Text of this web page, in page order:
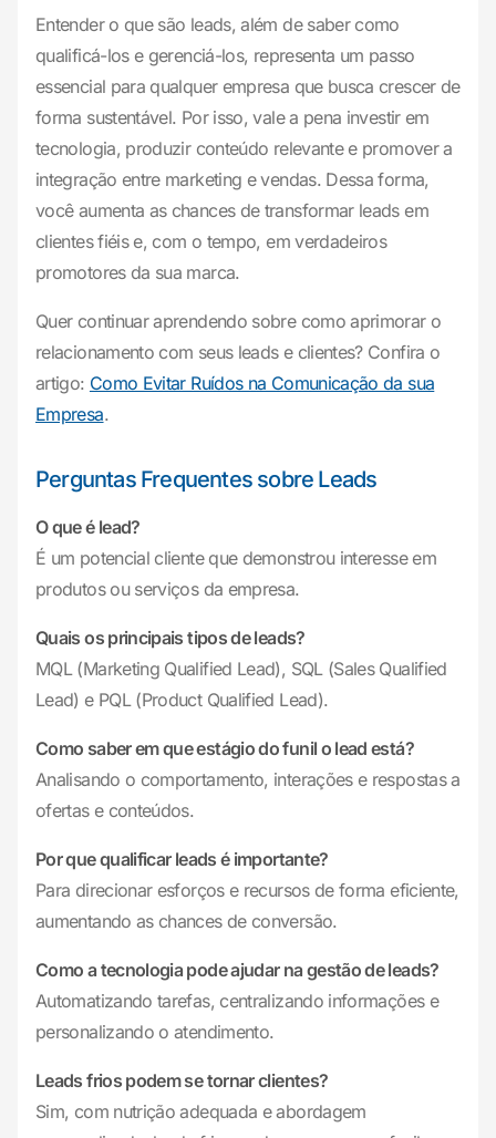
Entender o que são leads, além de saber como
qualificá-los e gerenciá-los, representa um passo
essencial para qualquer empresa que busca crescer de
forma sustentável. Por isso, vale a pena investir em
tecnologia, produzir conteúdo relevante e promover a
integração entre marketing e vendas. Dessa forma,
você aumenta as chances de transformar leads em
clientes fiéis e, com o tempo, em verdadeiros
promotores da sua marca.
Quer continuar aprendendo sobre como aprimorar o
relacionamento com seus leads e clientes? Confira o
artigo: Como Evitar Ruídos na Comunicação da sua
Empresa.
Perguntas Frequentes sobre Leads
O que é lead?
É um potencial cliente que demonstrou interesse em
produtos ou serviços da empresa.
Quais os principais tipos de leads?
MQL (Marketing Qualified Lead), SQL (Sales Qualified
Lead) e PQL (Product Qualified Lead).
Como saber em que estágio do funil o lead está?
Analisando o comportamento, interações e respostas a
ofertas e conteúdos.
Por que qualificar leads é importante?
Para direcionar esforços e recursos de forma eficiente,
aumentando as chances de conversão.
Como a tecnologia pode ajudar na gestão de leads?
Automatizando tarefas, centralizando informações e
personalizando o atendimento.
Leads frios podem se tornar clientes?
Sim, com nutrição adequada e abordagem